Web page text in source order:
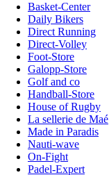
Basket-Center
Daily Bikers
Direct Running
Direct-Volley
Foot-Store
Galopp-Store
Golf and co
Handball-Store
House of Rugby
La sellerie de Maé
Made in Paradis
Nauti-wave
On-Fight
Padel-Expert